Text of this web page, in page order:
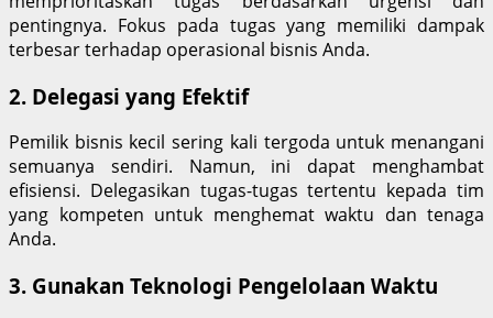
pentingnya. Fokus pada tugas yang memiliki dampak
terbesar terhadap operasional bisnis Anda.
2. Delegasi yang Efektif
Pemilik bisnis kecil sering kali tergoda untuk menangani
semuanya sendiri. Namun, ini dapat menghambat
efisiensi. Delegasikan tugas-tugas tertentu kepada tim
yang kompeten untuk menghemat waktu dan tenaga
Anda.
3. Gunakan Teknologi Pengelolaan Waktu